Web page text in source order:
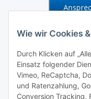
Wie wir Cookies
Durch Klicken auf
Einsatz folgender
Vimeo, ReCaptcha,
und Ratenzahlung,
Conversion Tracking,
Zahlung